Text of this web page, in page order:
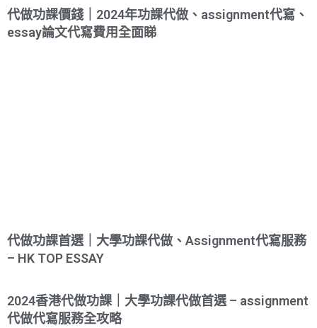
代做功課價錢｜2024年功課代做、assignment代寫、
essay論文代寫費用全面睇
代做功課首選｜大學功課代做、Assignment代寫服務
– HK TOP ESSAY
2024香港代做功課｜大學功課代做首選 – assignment
代做代寫服務全攻略